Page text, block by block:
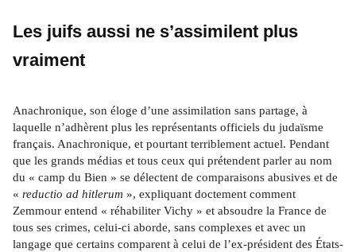
Les juifs aussi ne s’assimilent plus
vraiment
Anachronique, son éloge d’une assimilation sans partage, à
laquelle n’adhèrent plus les représentants officiels du judaïsme
français. Anachronique, et pourtant terriblement actuel. Pendant
que les grands médias et tous ceux qui prétendent parler au nom
du « camp du Bien » se délectent de comparaisons abusives et de
« reductio ad hitlerum », expliquant doctement comment
Zemmour entend « réhabiliter Vichy » et absoudre la France de
tous ses crimes, celui-ci aborde, sans complexes et avec un
langage que certains comparent à celui de l’ex-président des États-